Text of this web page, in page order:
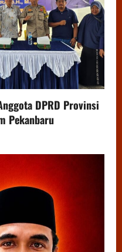
DPRD Provinsi
Pekanbaru